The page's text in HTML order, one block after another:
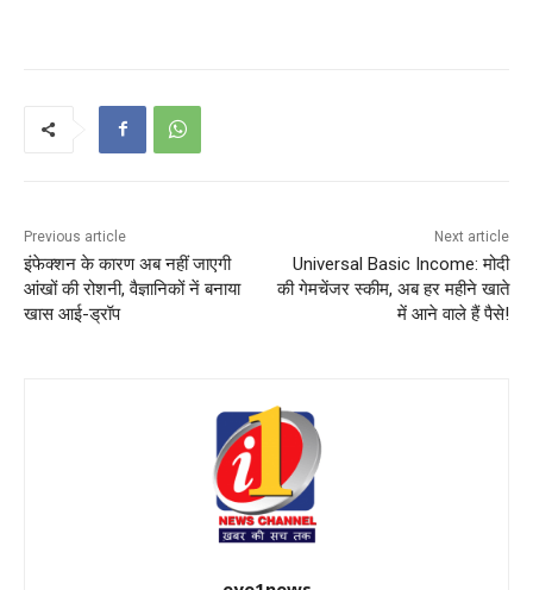
Previous article
इंफेक्शन के कारण अब नहीं जाएगी
आंखों की रोशनी, वैज्ञानिकों नें बनाया
खास आई-ड्रॉप
Next article
Universal Basic Income: मोदी
की गेमचेंजर स्कीम, अब हर महीने खाते
में आने वाले हैं पैसे!